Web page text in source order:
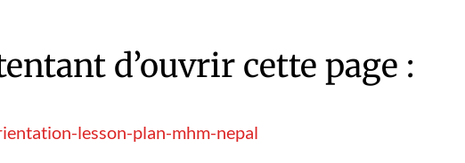
d’ouvrir cette page :
lesson-plan-mhm-nepal